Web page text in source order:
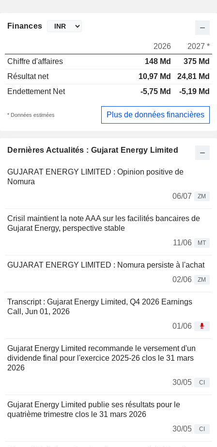
Dernières Actualités : Gujarat Energy Limited
GUJARAT ENERGY LIMITED : Opinion positive de
Nomura
06/07
ZM
Crisil maintient la note AAA sur les facilités bancaires de
Gujarat Energy, perspective stable
11/06
MT
GUJARAT ENERGY LIMITED : Nomura persiste à l'achat
02/06
ZM
Transcript : Gujarat Energy Limited, Q4 2026 Earnings
Call, Jun 01, 2026
01/06
Gujarat Energy Limited recommande le versement d'un
dividende final pour l'exercice 2025-26 clos le 31 mars
2026
30/05
CI
Gujarat Energy Limited publie ses résultats pour le
quatrième trimestre clos le 31 mars 2026
30/05
CI
Finances
2026
2027 *
Chiffre d'affaires
148 Md
375 Md
Résultat net
10,97 Md
24,81 Md
Endettement Net
-5,75 Md -5,19 Md
* Données estimées Plus de données financières